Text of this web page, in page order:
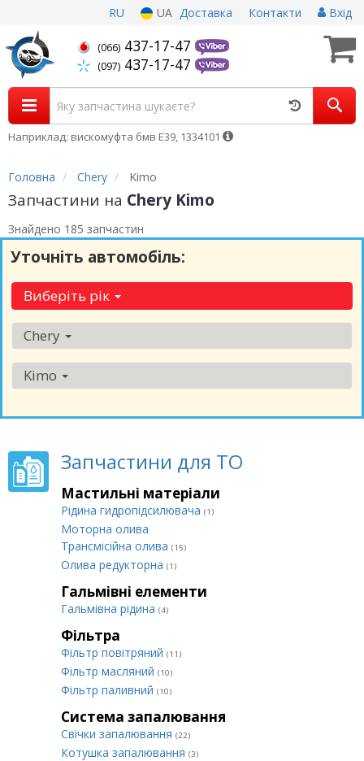
RU UA Доставка Контакти Вхід
(066) 437-17-47
(097) 437-17-47
Наприклад: вискомуфта бмв Е39, 1334101
Головна Chery Kimo
Запчастини на Chery Kimo
Знайдено 185 запчастин
Уточніть автомобіль:
Виберіть рік
Chery
Kimo
Запчастини для ТО
Мастильні матеріали
Рідина гидропідсилювача (1)
Моторна олива
Трансмісійна олива (15)
Олива редукторна (1)
Гальмівні елементи
Гальмівна рідина (4)
Фільтра
Фільтр повітряний (11)
Фільтр масляний (10)
Фільтр паливний (10)
Система запалювання
Свічки запалювання (22)
Котушка запалювання (3)